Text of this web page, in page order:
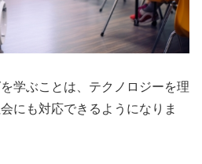
学ぶことは、テクノロジーを理
にも対応できるようになりま